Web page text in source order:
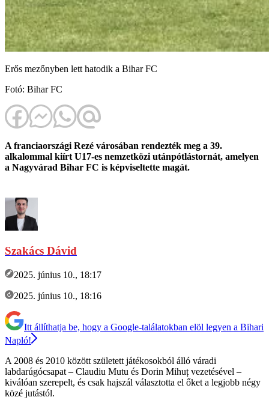
Erős mezőnyben lett hatodik a Bihar FC
Fotó: Bihar FC
A franciaországi Rezé városában rendezték meg a 39.
alkalommal kiírt U17-es nemzetközi utánpótlástornát, amelyen
a Nagyvárad Bihar FC is képviseltette magát.
Szakács Dávid
2025. június 10., 18:17
2025. június 10., 18:16
Itt állíthatja be, hogy a Google-találatokban elöl legyen a Bihari
Napló!
A 2008 és 2010 között született játékosokból álló váradi
labdarúgócsapat – Claudiu Mutu és Dorin Mihuț vezetésével –
kiválóan szerepelt, és csak hajszál választotta el őket a legjobb négy
közé jutástól.